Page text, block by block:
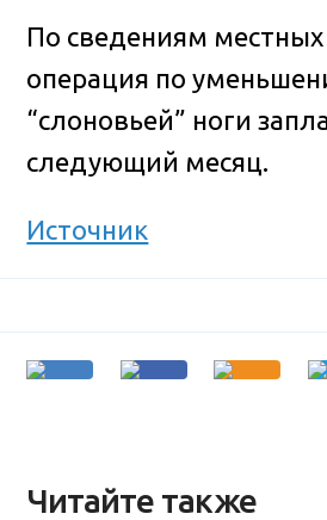
По сведениям
операция по
“слоновьей” ноги
следующий месяц.
Источник
Читайте также